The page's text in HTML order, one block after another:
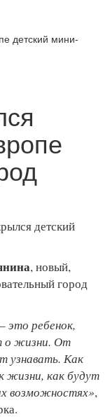
детский
, новый,
город
ребенок,
о жизни. От
узнавать. Как
жизни, как будут
возможностях»,